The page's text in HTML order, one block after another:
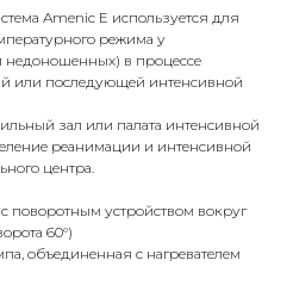
Amenic E используется для
режима у
недоношенных) в процессе
или последующей интенсивной
зал или палата интенсивной
реанимации и интенсивной
центра.
поворотным устройством вокруг
60°)
объединенная с нагревателем